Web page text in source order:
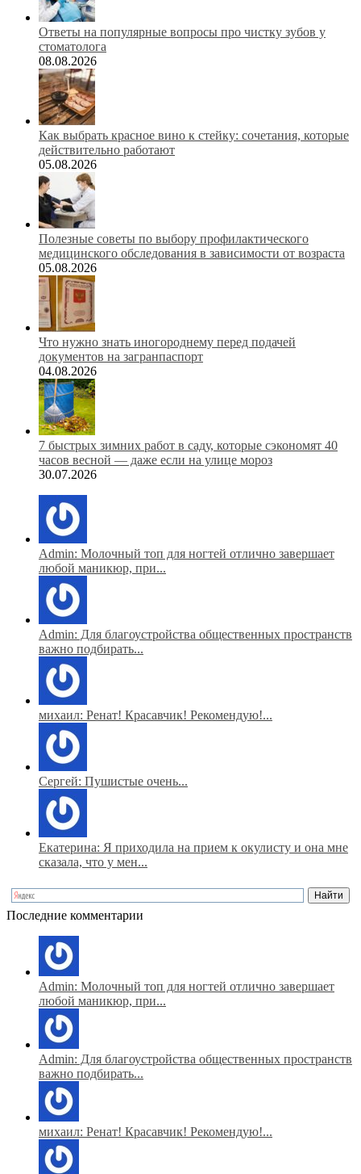
Ответы на популярные вопросы про чистку зубов у
стоматолога
08.08.2026
Как выбрать красное вино к стейку: сочетания, которые
действительно работают
05.08.2026
Полезные советы по выбору профилактического
медицинского обследования в зависимости от возраста
05.08.2026
Что нужно знать иногороднему перед подачей
документов на загранпаспорт
04.08.2026
7 быстрых зимних работ в саду, которые сэкономят 40
часов весной — даже если на улице мороз
30.07.2026
Admin: Молочный топ для ногтей отлично завершает
любой маникюр, при...
Admin: Для благоустройства общественных пространств
важно подбирать...
михаил: Ренат! Красавчик! Рекомендую!...
Сергей: Пушистые очень...
Екатерина: Я приходила на прием к окулисту и она мне
сказала, что у мен...
Последние комментарии
Admin: Молочный топ для ногтей отлично завершает
любой маникюр, при...
Admin: Для благоустройства общественных пространств
важно подбирать...
михаил: Ренат! Красавчик! Рекомендую!...